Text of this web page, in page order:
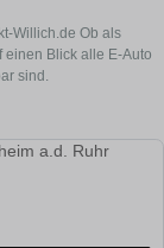
Willich.de Ob als
Blick alle E-Auto
sind.